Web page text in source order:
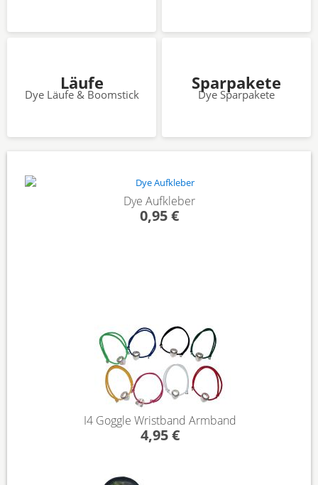
Läufe
Dye Läufe & Boomstick
Sparpakete
Dye Sparpakete
Dye Aufkleber
0,95 €
I4 Goggle Wristband Armband
4,95 €